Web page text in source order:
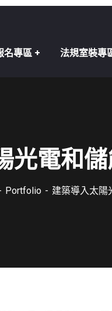
名專區 法規室裝專
光電和
Portfolio 建築導入太陽